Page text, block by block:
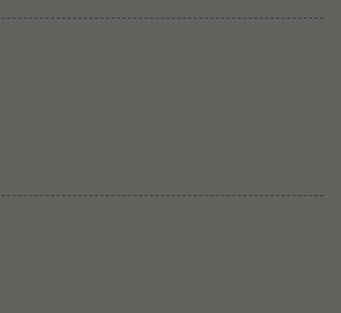
Einstellungen. Unter anderem eine zufällig